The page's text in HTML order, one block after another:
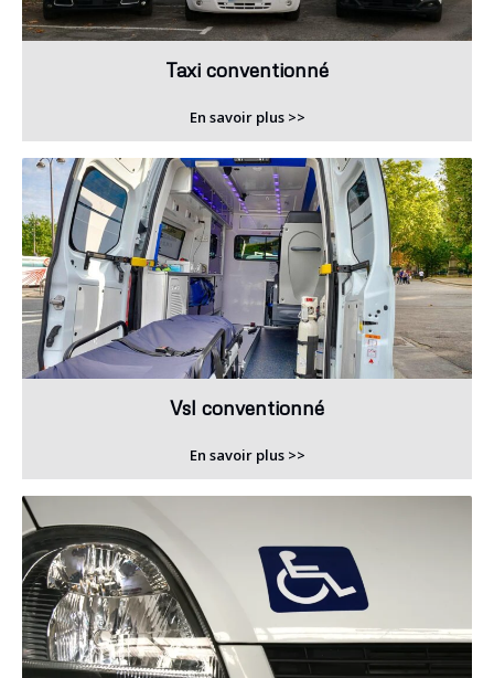
Taxi conventionné
En savoir plus >>
Vsl conventionné
En savoir plus >>